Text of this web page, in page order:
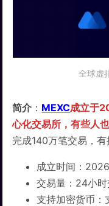
全球虚
简介 ： MEXC成立于
心化交易所，有些人
完成140万笔交易，有
成立时间：
交易量：24小
支持加密货币